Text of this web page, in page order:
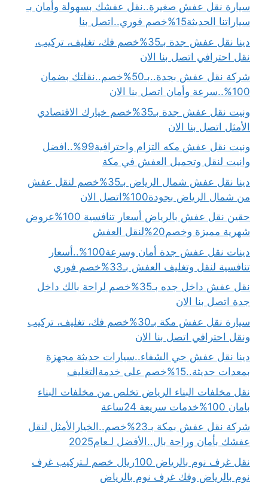
سيارة نقل عفش صغيرة..نقل عفشك بسهولة وأمان بـ
سياراتنا الحديثة15%خصم فوري..اتصل بنا
دينا نقل عفش جدة بـ35%خصم فك، تغليف، تركيب،
نقل احترافي اتصل بنا الان
شركة نقل عفش بجدة..بـ50%خصم..نقلتك بضمان
100%..سرعة وأمان اتصل بنا الان
ونيت نقل عفش جدة بـ35%خصم خيارك الاقتصادي
الأمثل اتصل بنا الان
ونيت نقل عفش مكه التزام واحترافية99%..افضل
وانيت لنقل وتحميل العفش في مكة
دينا نقل عفش شمال الرياض بـ35%خصم لنقل عفش
من شمال الرياض بجودة100%اتصل الان
حقين نقل عفش بالرياض أسعار تنافسية 100%عروض
شهرية مميزة وخصم20%لنقل العفش
دينات نقل عفش جدة أمان وسرعة100%..أسعار
تنافسية لنقل وتغليف العفش بـ33%خصم فوري
نقل عفش داخل جده بـ35%خصم لراحة بالك داخل
جدة اتصل بنا الان
سيارة نقل عفش مكة بـ30%خصم فك، تغليف، تركيب
ونقل احترافي اتصل بنا الان
دينا نقل عفش حي الشفاء..سيارات حديثة مجهزة
بمعدات حديثة..15%خصم على خدمةالتغليف
نقل مخلفات البناء الرياض تخلص من مخلفات البناء
بامان 100%خدمات سريعة 24ساعة
شركة نقل عفش بمكة بـ23%خصم..الخيارالأمثل لنقل
عفشك بأمان وراحة بال..الأفضل لـعام2025
نقل غرف نوم بالرياض 100ريال خصم لـتركيب غرف
نوم بالرياض وفك غرف نوم بالرياض